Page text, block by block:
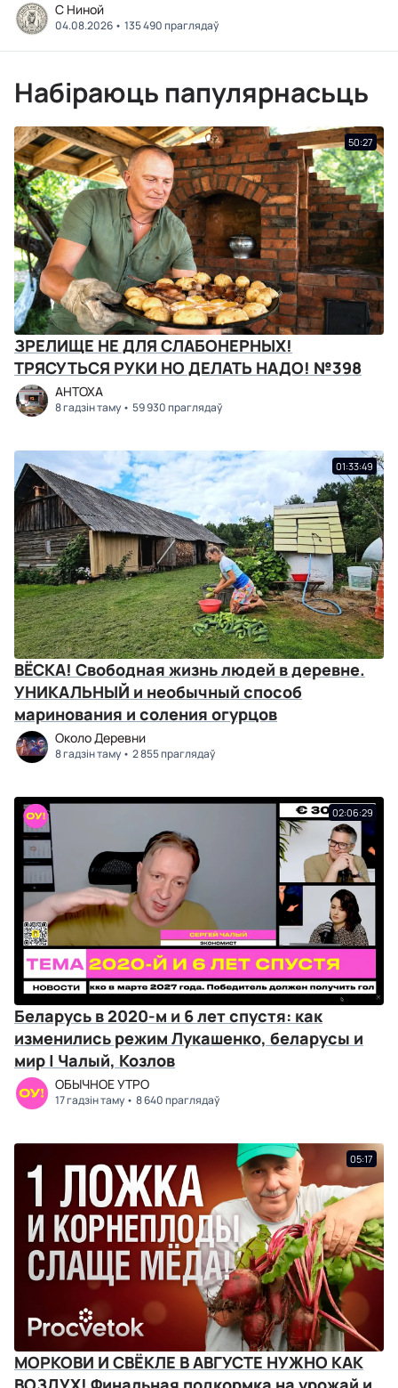
C Ниной
04.08.2026 135 490 праглядаў
Набіраюць папулярнасьць
50:27
ЗРЕЛИЩЕ НЕ ДЛЯ СЛАБОНЕРНЫХ!
ТРЯСУТЬСЯ РУКИ НО ДЕЛАТЬ НАДО! №398
АНТОХА
8 гадзін таму 59 930 праглядаў
01:33:49
ВЁСКА! Свободная жизнь людей в деревне.
УНИКАЛЬНЫЙ и необычный способ
маринования и соления огурцов
Около Деревни
8 гадзін таму 2 855 праглядаў
02:06:29
Беларусь в 2020-м и 6 лет спустя: как
изменились режим Лукашенко, беларусы и
мир | Чалый, Козлов
ОБЫЧНОЕ УТРО
17 гадзін таму 8 640 праглядаў
05:17
МОРКОВИ И СВЁКЛЕ В АВГУСТЕ НУЖНО КАК